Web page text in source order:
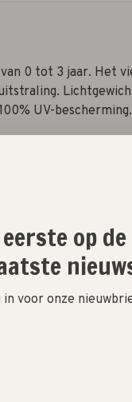
0 tot 3 jaar. Het
UV-bescherming.
op
in voor onze